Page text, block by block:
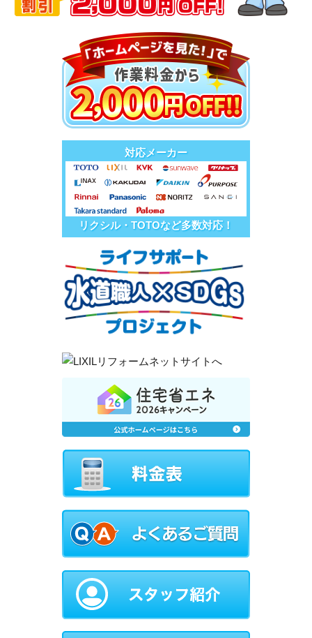
対応メーカー
リクシル・TOTOなど多数対応！